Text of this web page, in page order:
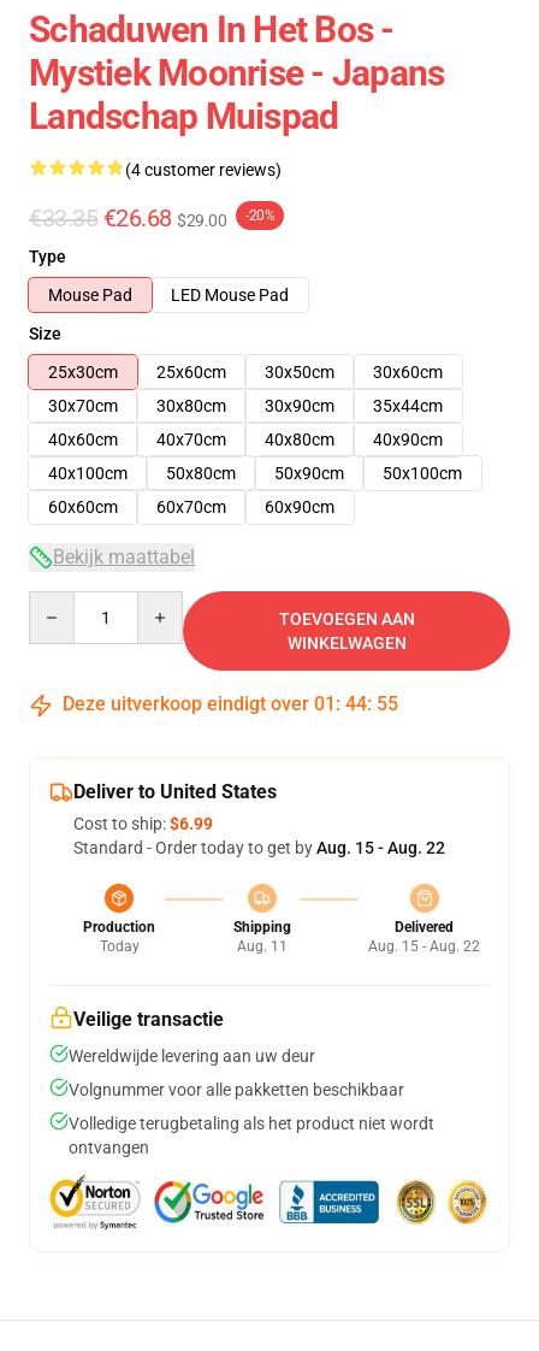
Schaduwen In Het Bos -
Mystiek Moonrise - Japans
Landschap Muispad
(4 customer reviews)
€33.35 €26.68 $29.00 -20%
Type
Mouse Pad
LED Mouse Pad
Size
25x30cm
25x60cm 30x50cm
30x60cm
30x70cm
30x80cm 30x90cm
35x44cm
40x60cm
40x70cm 40x80cm
40x90cm
40x100cm
50x80cm 50x90cm
50x100cm
60x60cm
60x70cm 60x90cm
Bekijk maattabel
TOEVOEGEN AAN
WINKELWAGEN
Deze uitverkoop eindigt over 01 : 44: 54
Deliver to United States
Cost to ship:$6.99
Standard - Order today to get byAug. 15 - Aug. 22
Production
Today
Shipping
Aug. 11
Delivered
Aug. 15 - Aug. 22
Veilige transactie
Wereldwijde levering aan uw deur
Volgnummer voor alle pakketten beschikbaar
Volledige terugbetaling als het product niet wordt
ontvangen